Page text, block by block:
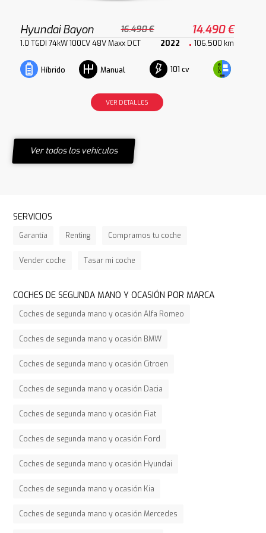
Hyundai Bayon 16.490 € 14.490 €
1.0 TGDI 74kW 100CV 48V Maxx DCT 2022 106.500 km
Híbrido Manual 101 cv
VER DETALLES
Ver todos los vehículos
SERVICIOS
Garantía Renting Compramos tu coche
Vender coche Tasar mi coche
COCHES DE SEGUNDA MANO Y OCASIÓN POR MARCA
Coches de segunda mano y ocasión Alfa Romeo
Coches de segunda mano y ocasión BMW
Coches de segunda mano y ocasión Citroen
Coches de segunda mano y ocasión Dacia
Coches de segunda mano y ocasión Fiat
Coches de segunda mano y ocasión Ford
Coches de segunda mano y ocasión Hyundai
Coches de segunda mano y ocasión Kia
Coches de segunda mano y ocasión Mercedes